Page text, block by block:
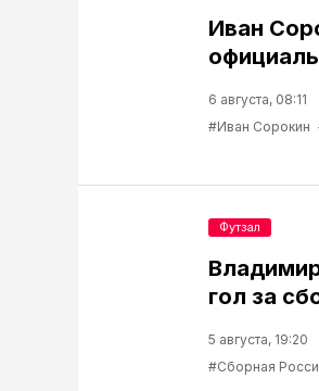
Иван
6 августа, 08:11
#Иван Сорокин
гол за
5 августа, 19:20
#Сборная
Футзал